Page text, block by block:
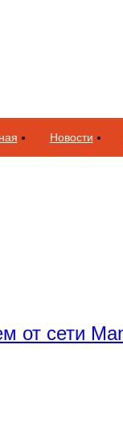
Новости
от сети